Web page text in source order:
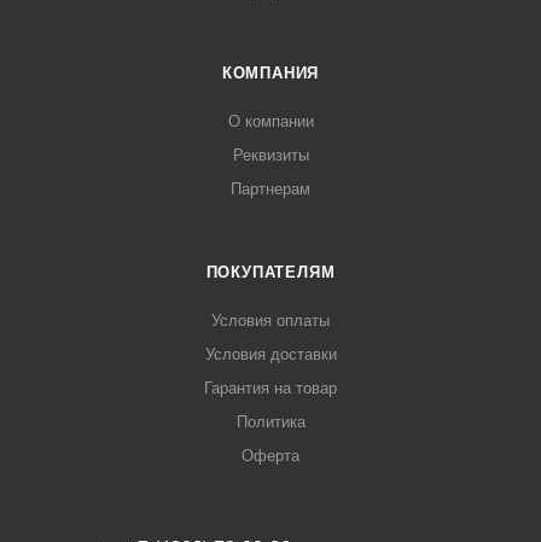
КОМПАНИЯ
О компании
Реквизиты
Партнерам
ПОКУПАТЕЛЯМ
Условия оплаты
Условия доставки
Гарантия на товар
Политика
Оферта